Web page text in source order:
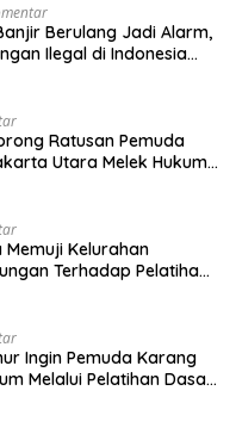
Berulang Jadi Alarm,
Ilegal di Indonesia
Ratusan Pemuda
Utara Melek Hukum
Memuji Kelurahan
Terhadap Pelatihan
Ingin Pemuda Karang
Melalui Pelatihan Dasar